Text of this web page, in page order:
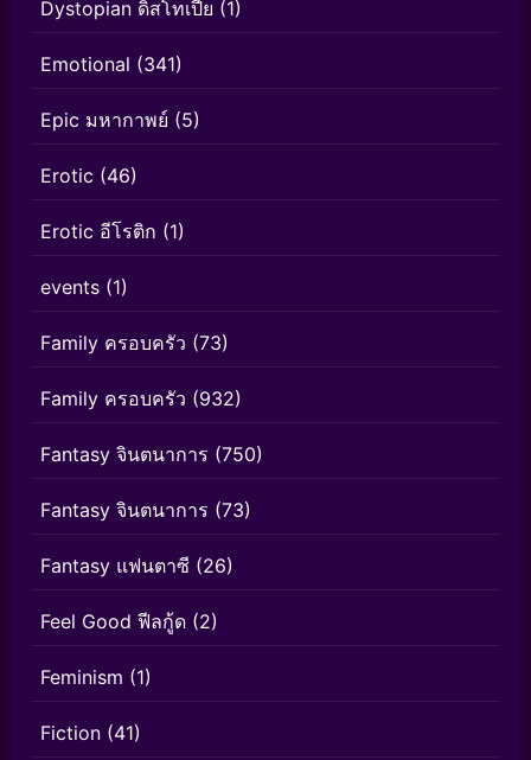
Dystopian ดิสโทเปีย (1)
Emotional (341)
Epic มหากาพย์ (5)
Erotic (46)
Erotic อีโรติก (1)
events (1)
Family ครอบครัว (73)
Family ครอบครัว (932)
Fantasy จินตนาการ (750)
Fantasy จินตนาการ (73)
Fantasy แฟนตาซี (26)
Feel Good ฟีลกู้ด (2)
Feminism (1)
Fiction (41)